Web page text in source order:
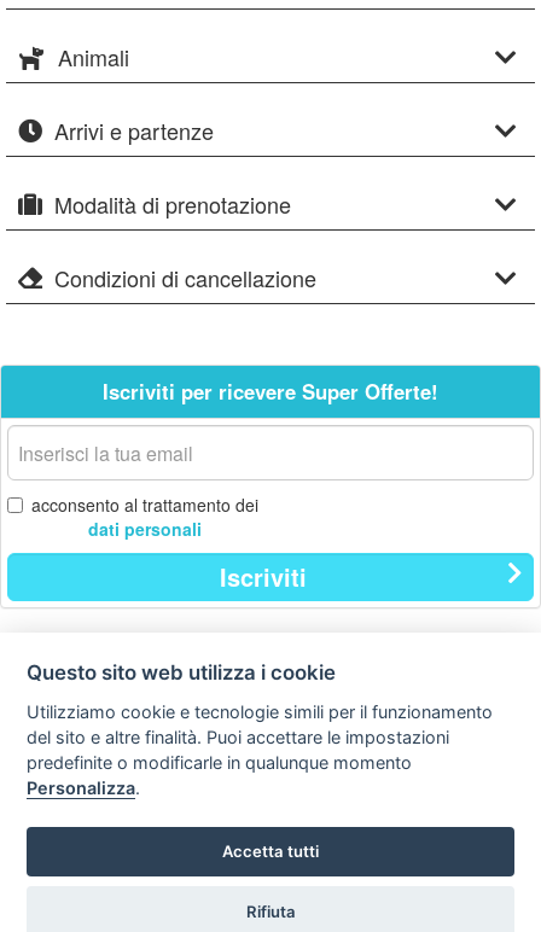
Animali
Arrivi e partenze
Modalità di prenotazione
Condizioni di cancellazione
Iscriviti per ricevere Super Offerte!
La
tua
email
acconsento al trattamento dei
dati personali
Iscriviti
Contatti
Privacy
Preferenze cookie
Hello Vacanze S.r.L.
Partita IVA / Codice Fiscale 02257690442
Questo sito web utilizza i cookie
Utilizziamo cookie e tecnologie simili per il funzionamento
del sito e altre finalità. Puoi accettare le impostazioni
predefinite o modificarle in qualunque momento
Personalizza.
Accetta tutti
Rifiuta